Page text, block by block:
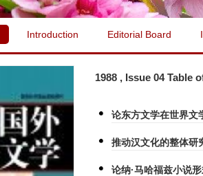
Introduction Editorial Board
1988 , Issue 04 Table
论东方文学在世界文
推动汉文化的整体研
论纳·马哈福兹小说